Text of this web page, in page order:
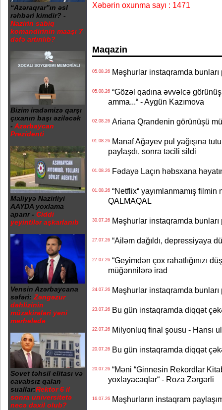
“Azəraqrar”ın əsl
rəhbəri kimdir? -
Nazirin sabiq
komandirinin maaşı 7
dəfə artırılıb?
Bizim iradəmizə qarşı
çıxanın başı əziləcək
- Azərbaycan
Prezidenti
Maliyyə Nazirliyi
AAYDA yoxlama
aparır - Ciddi
yeyintilər aşkarlanıb
Vensin Azərbaycana
səfəri: Zəngəzur
dəhlizinin
müzakirələri yeni
mərhələdə
Sovet təhsil elitası və
cavabsız qalan
suallar:Rektor 6 il
sonra universitetə
necə daxil olub?
Xəbərin oxunma sayı : 1471
Maqazin
05.08.26Məşhurlar instaqramda bunları
05.08.26“Gözəl qadına əvvəlcə
amma...“ - Aygün Kazımova
02.08.26Ariana Qrandenin görünüşü
01.08.26Manaf Ağayev pul yağışına
paylaşdı, sonra təcili sildi
01.08.26Fədayə Laçın həbsxana
01.08.26“Netflix“ yayımlanmamış
QALMAQAL
30.07.26Məşhurlar instaqramda bunları
27.07.26“Ailəm dağıldı, depressiyaya
27.07.26“Geyimdən çox rahatlığınızı
müğənnilərə irad
24.07.26Məşhurlar instaqramda bunları
23.07.26Bu gün instaqramda diqqət
22.07.26Milyonluq final şousu - Hansı
20.07.26Bu gün instaqramda diqqət
20.07.26“Məni “Ginnesin Rekordlar
yoxlayacaqlar“ - Roza Zərgərli
16.07.26Məşhurların instaqram